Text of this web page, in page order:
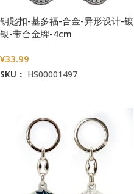
钥匙扣-基多福-合金-异形设计-镀
银-带合金牌-4cm
¥33.99
SKU： HS00001497